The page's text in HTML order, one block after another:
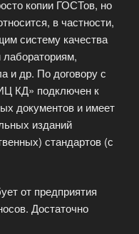
копии ГОСТов, но
в частности,
систему качества
и др. По договору с
КД» подключен к
документов и имеет
изданий
стандартов (с
от предприятия
Достаточно